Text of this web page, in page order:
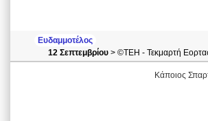
Ευδαμμοτέλος
12 Σεπτεμβρίου > ©ΤΕΗ - Τεκμαρτή
Κάποιος